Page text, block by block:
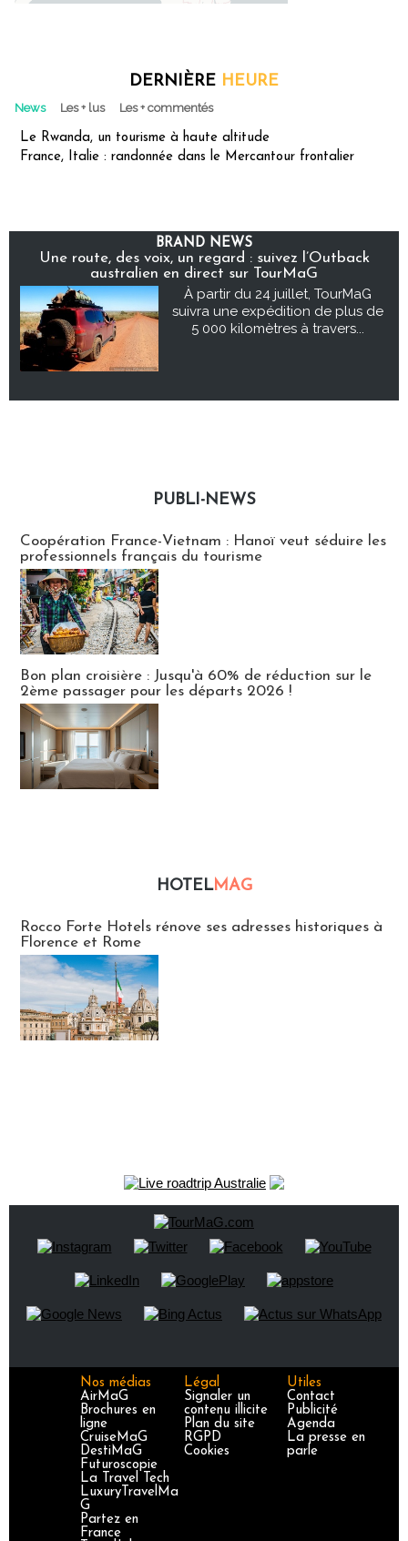
DERNIÈRE HEURE
News Les + lus Les + commentés
Le Rwanda, un tourisme à haute altitude
France, Italie : randonnée dans le Mercantour frontalier
BRAND NEWS
Une route, des voix, un regard : suivez l’Outback
australien en direct sur TourMaG
À partir du 24 juillet, TourMaG
suivra une expédition de plus de
5 000 kilomètres à travers...
PUBLI-NEWS
Coopération France-Vietnam : Hanoï veut séduire les
professionnels français du tourisme
Bon plan croisière : Jusqu'à 60% de réduction sur le
2ème passager pour les départs 2026 !
HOTELMAG
Rocco Forte Hotels rénove ses adresses historiques à
Florence et Rome
Nos médias
AirMaG
Brochures en
ligne
CruiseMaG
DestiMaG
Futuroscopie
La Travel Tech
LuxuryTravelMa
G
Partez en
France
Légal
Signaler un
contenu illicite
Plan du site
RGPD
Cookies
Utiles
Contact
Publicité
Agenda
La presse en
parle